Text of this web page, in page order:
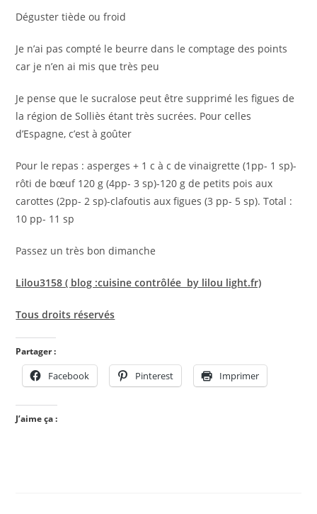
Déguster tiède ou froid
Je n’ai pas compté le beurre dans le comptage des points
car je n’en ai mis que très peu
Je pense que le sucralose peut être supprimé les figues de
la région de Solliès étant très sucrées. Pour celles
d’Espagne, c’est à goûter
Pour le repas : asperges + 1 c à c de vinaigrette (1pp- 1 sp)-
rôti de bœuf 120 g (4pp- 3 sp)-120 g de petits pois aux
carottes (2pp- 2 sp)-clafoutis aux figues (3 pp- 5 sp). Total :
10 pp- 11 sp
Passez un très bon dimanche
Lilou3158 ( blog :cuisine contrôlée by lilou light.fr)
Tous droits réservés
Partager :
Facebook Pinterest Imprimer
J’aime ça :